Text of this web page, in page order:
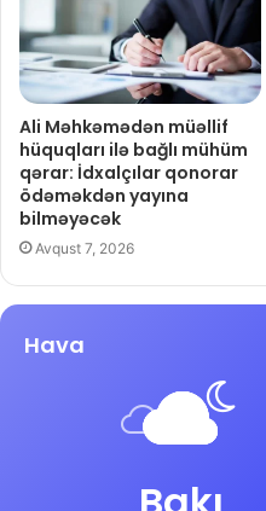
Ali Məhkəmədən müəllif
hüquqları ilə bağlı mühüm
qərar: İdxalçılar qonorar
ödəməkdən yayına
bilməyəcək
Avqust 7, 2026
Hava